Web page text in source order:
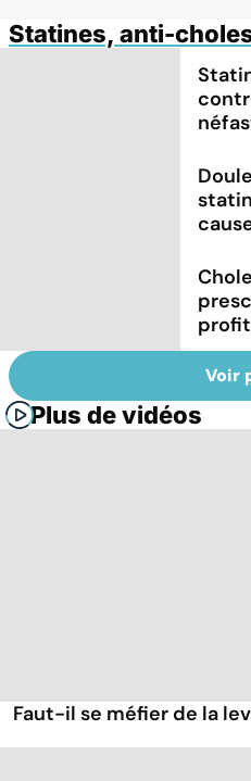
Statines, anti-
Voir
Plus de vidéos
Faut-il se méfier de la